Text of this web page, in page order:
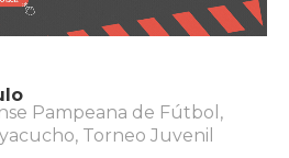
Pampeana de Fútbol ,
, Torneo Juvenil